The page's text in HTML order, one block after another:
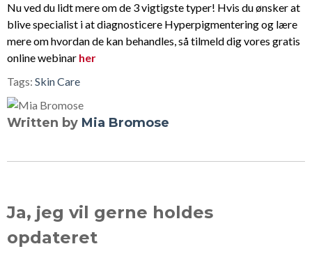
Nu ved du lidt mere om de 3 vigtigste typer! Hvis du ønsker at
blive specialist i at diagnosticere Hyperpigmentering og lære
mere om hvordan de kan behandles, så tilmeld dig vores gratis
online webinar her
Tags: Skin Care
Written by Mia Bromose
Ja, jeg vil gerne holdes
opdateret